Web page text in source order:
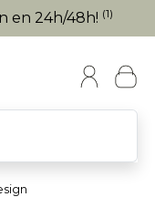
en 24h/48h! (1)